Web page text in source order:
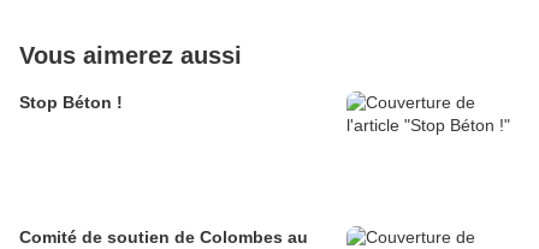
Vous aimerez aussi
Stop Béton !
Comité de soutien de Colombes au